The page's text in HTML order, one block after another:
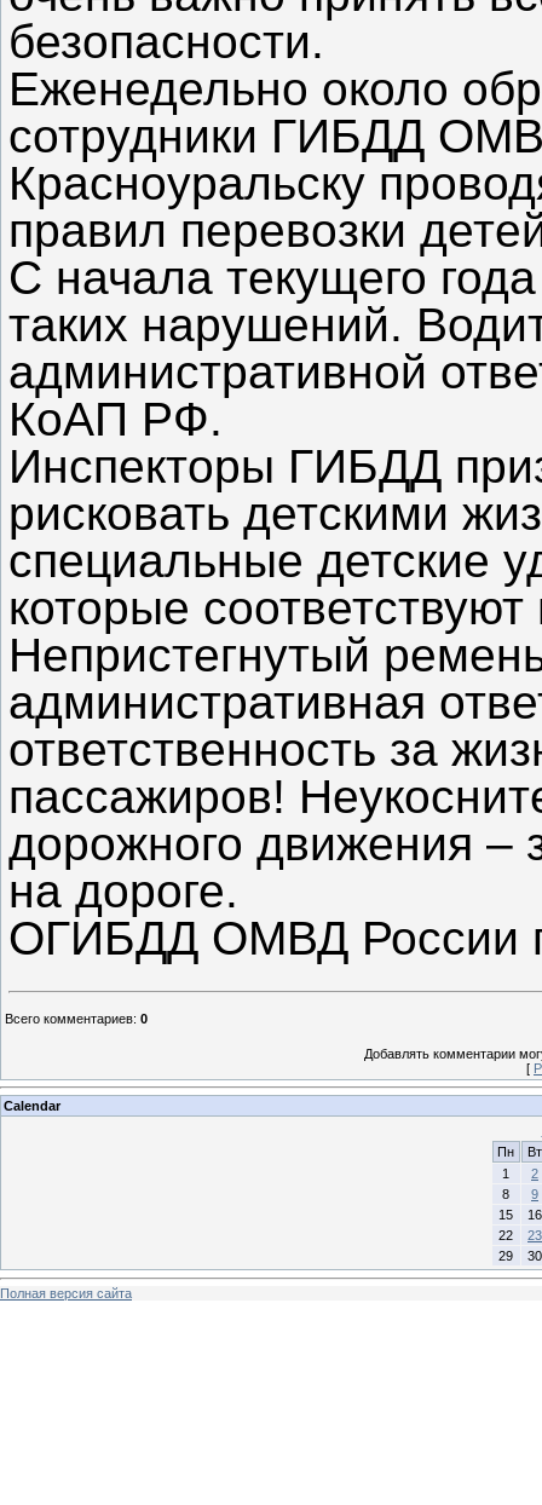
безопасности.
Еженедельно около
сотрудники ГИБДД
Красноуральску
правил перевозки
С начала текущего
таких нарушений.
административной
КоАП РФ.
Инспекторы ГИБДД
рисковать детскими
специальные детские
которые
Непристегнутый
административная
ответственность за
пассажиров!
дорожного движения –
на дороге.
ОГИБДД ОМВД России
Всего комментариев: 0
Добавлять комментарии
[
Calendar
Пн
Вт
1
2
8
9
15
16
22
23
29
30
Полная версия сайта